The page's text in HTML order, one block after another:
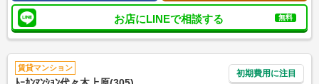
お店にLINEで相談する 無料
賃貸マンション
初期費用に注目